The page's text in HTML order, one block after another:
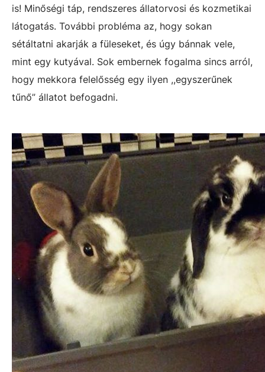
is! Minőségi táp, rendszeres állatorvosi és kozmetikai
látogatás. További probléma az, hogy sokan
sétáltatni akarják a füleseket, és úgy bánnak vele,
mint egy kutyával. Sok embernek fogalma sincs arról,
hogy mekkora felelősség egy ilyen ,,egyszerűnek
tűnő” állatot befogadni.